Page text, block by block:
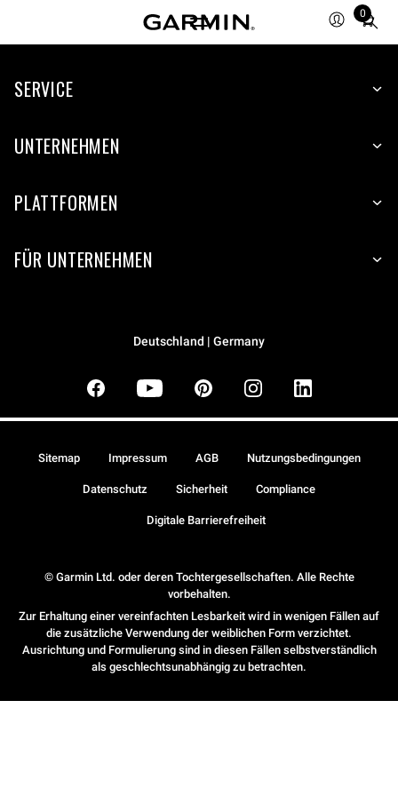
0
Total
items
cart:
SERVICE
UNTERNEHMEN
PLATTFORMEN
FÜR UNTERNEHMEN
Deutschland | Germany
© Garmin Ltd. oder deren Tochtergesellschaften. Alle Rechte
vorbehalten.
Zur Erhaltung einer vereinfachten Lesbarkeit wird in wenigen Fällen auf
die zusätzliche Verwendung der weiblichen Form verzichtet.
Ausrichtung und Formulierung sind in diesen Fällen selbstverständlich
als geschlechtsunabhängig zu betrachten.
Sitemap Impressum AGB Nutzungsbedingungen
Datenschutz Sicherheit Compliance
Digitale Barrierefreiheit